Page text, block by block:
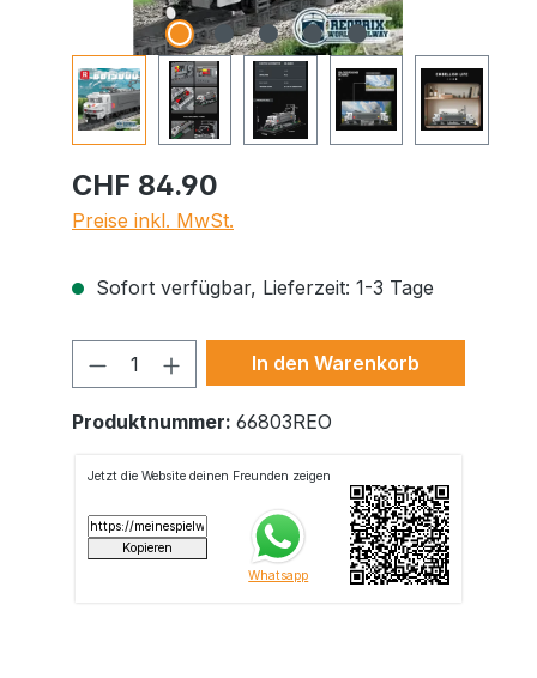
CHF 84.90
Preise inkl. MwSt.
Sofort verfügbar, Lieferzeit: 1-3 Tage
Produkt Anzahl: Gib den
In den Warenkorb
Produktnummer: 66803REO